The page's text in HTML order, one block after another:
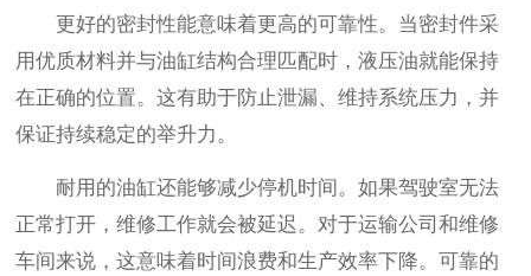
更好的密封性能意味着更高的可靠性。当密封件采
用优质材料并与油缸结构合理匹配时，液压油就能保持
在正确的位置。这有助于防止泄漏、维持系统压力，并
保证持续稳定的举升力。
耐用的油缸还能够减少停机时间。如果驾驶室无法
正常打开，维修工作就会被延迟。对于运输公司和维修
车间来说，这意味着时间浪费和生产效率下降。可靠的